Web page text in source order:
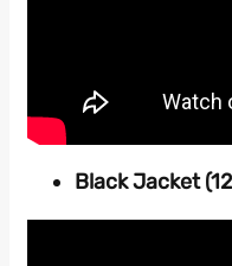
Black Jacket